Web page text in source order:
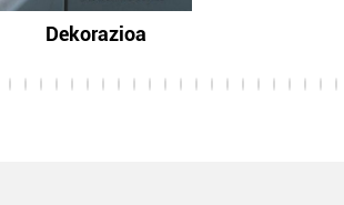
Dekorazioa